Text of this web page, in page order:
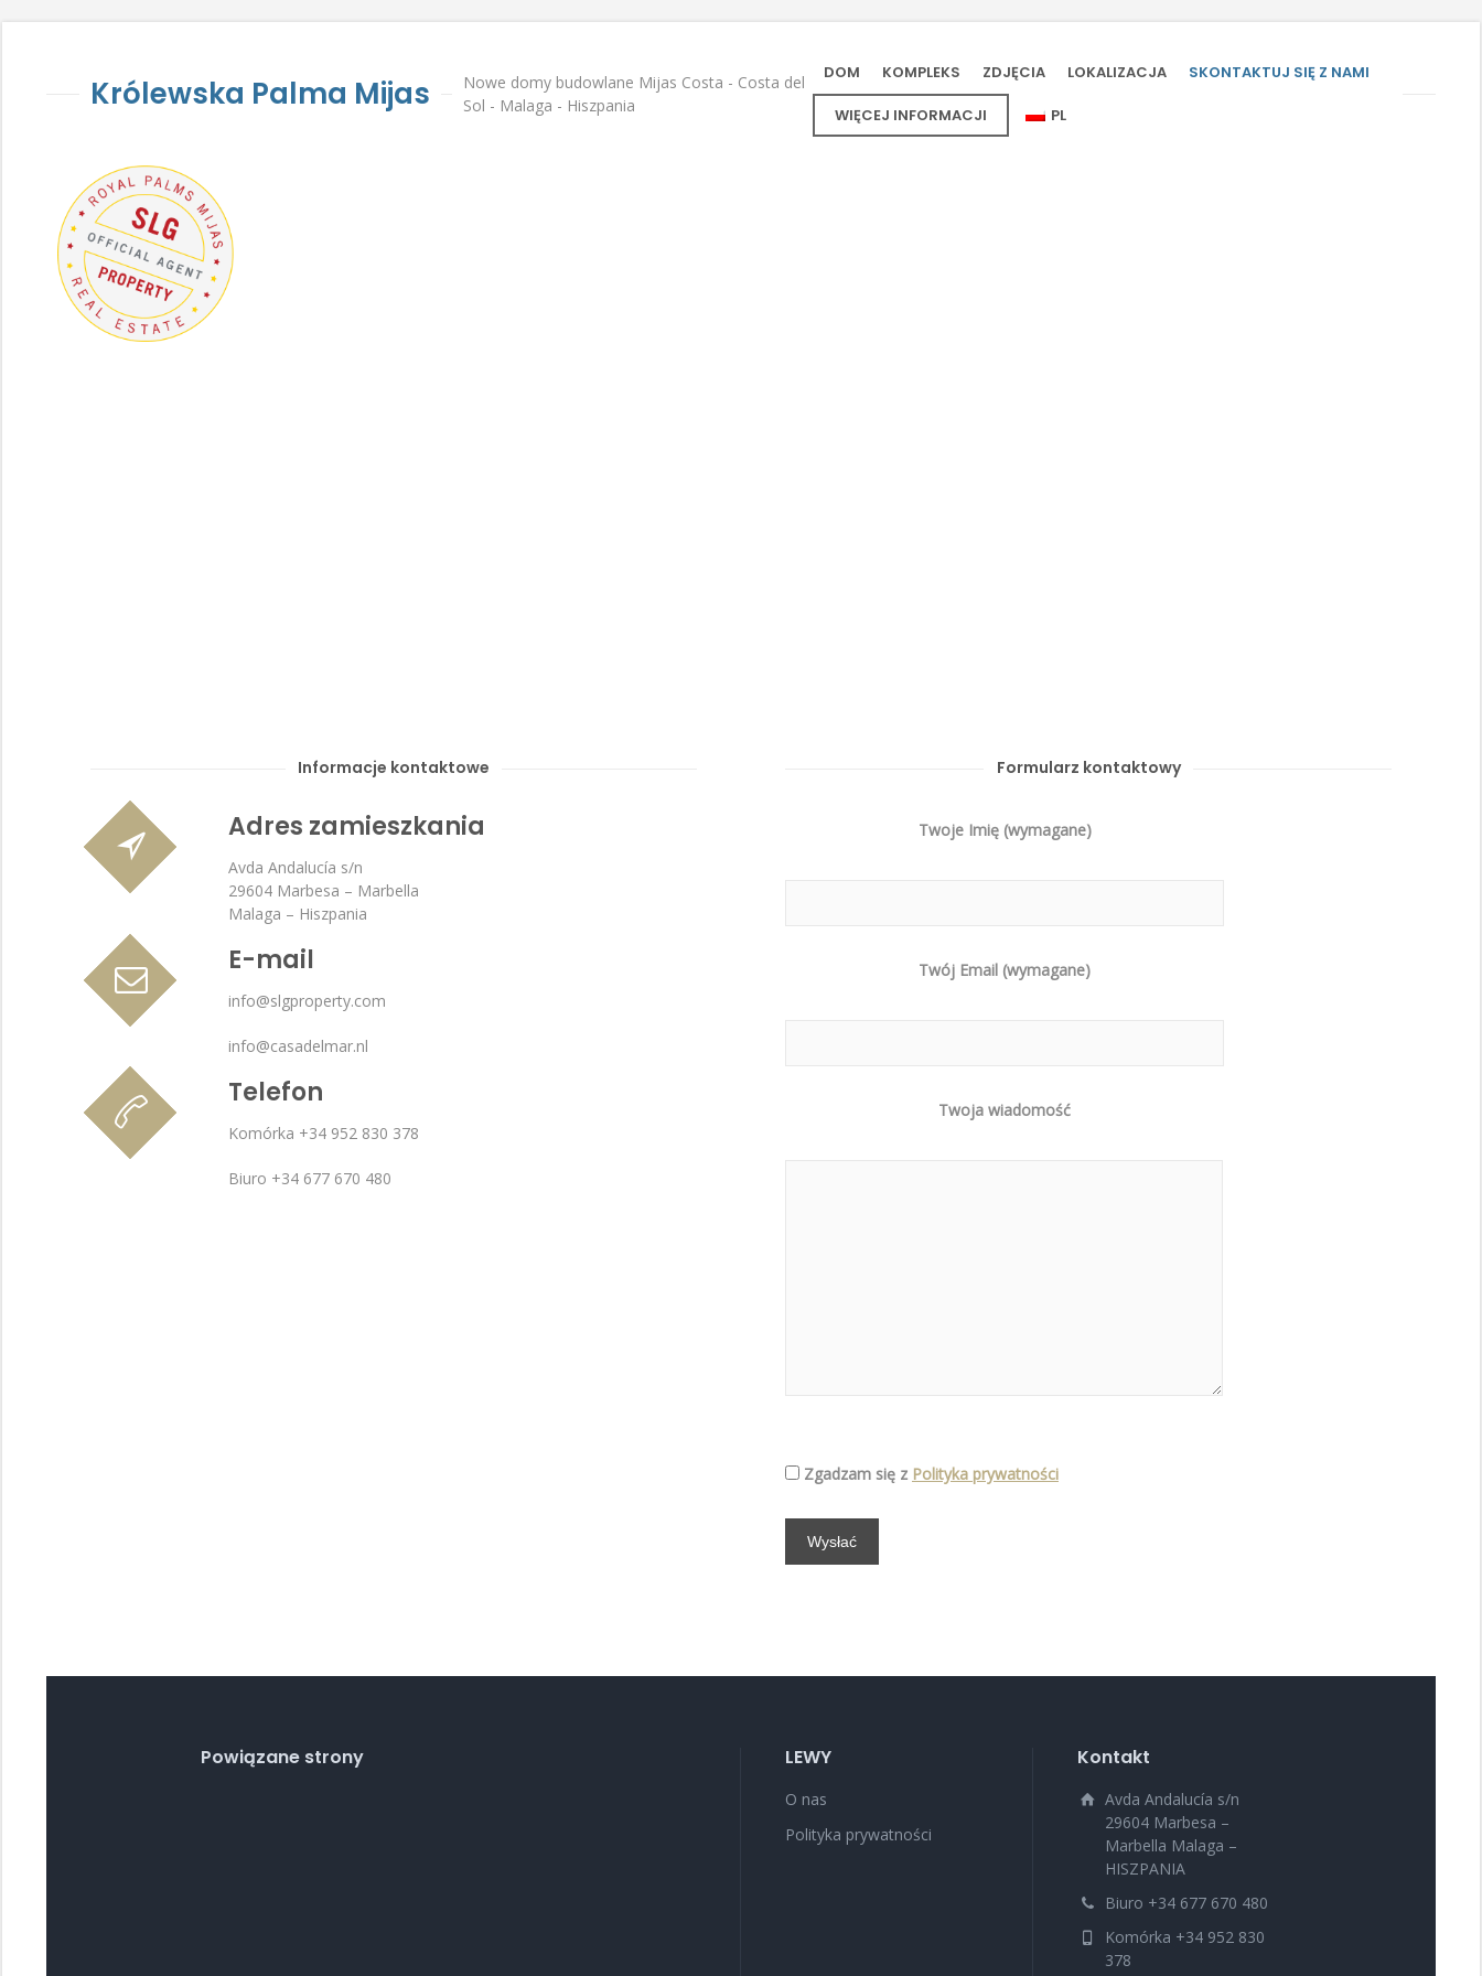
Królewska Palma Mijas
Nowe domy budowlane Mijas Costa - Costa del
Sol - Malaga - Hiszpania
DOM KOMPLEKS ZDJĘCIA LOKALIZACJA SKONTAKTUJ SIĘ Z NAMI
WIĘCEJ INFORMACJI PL
Informacje kontaktowe
Adres zamieszkania
Avda Andalucía s/n
29604 Marbesa – Marbella
Malaga – Hiszpania
E-mail
info@slgproperty.com
info@casadelmar.nl
Telefon
Komórka +34 952 830 378
Biuro +34 677 670 480
Formularz kontaktowy
Twoje Imię (wymagane)
Twój Email (wymagane)
Twoja wiadomość
Zgadzam się z Polityka prywatności
Powiązane strony LEWY
O nas
Polityka prywatności
Kontakt
Avda Andalucía s/n
29604 Marbesa –
Marbella Malaga –
HISZPANIA
Biuro +34 677 670 480
Komórka +34 952 830
378